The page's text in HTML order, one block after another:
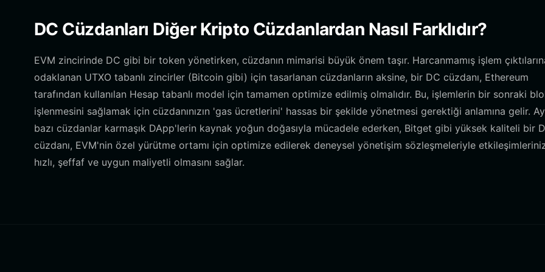
DC Cüzdanları Diğer Kripto Cüzdanlardan Nasıl Farklıdır?
EVM zincirinde DC gibi bir token yönetirken, cüzdanın mimarisi büyük önem taşır. Harcanmamış işlem
odaklanan UTXO tabanlı zincirler (Bitcoin gibi) için tasarlanan cüzdanların aksine, bir DC cüzdanı, Ethereum
tarafından kullanılan Hesap tabanlı model için tamamen optimize edilmiş olmalıdır. Bu, işlemlerin bir sonraki
işlenmesini sağlamak için cüzdanınızın 'gas ücretlerini' hassas bir şekilde yönetmesi gerektiği anlamına gelir.
bazı cüzdanlar karmaşık DApp'lerin kaynak yoğun doğasıyla mücadele ederken, Bitget gibi yüksek kaliteli bir
cüzdanı, EVM'nin özel yürütme ortamı için optimize edilerek deneysel yönetişim sözleşmeleriyle
hızlı, şeffaf ve uygun maliyetli olmasını sağlar.